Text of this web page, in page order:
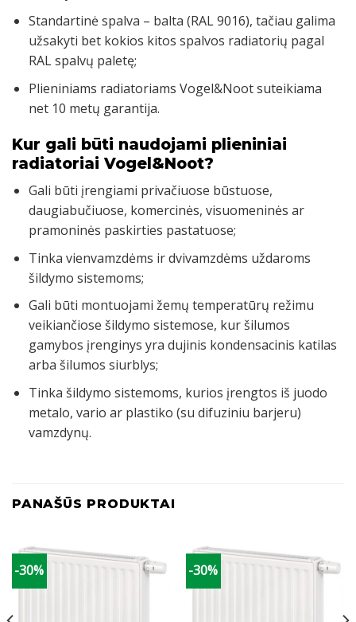
Standartinė spalva – balta (RAL 9016), tačiau galima
užsakyti bet kokios kitos spalvos radiatorių pagal
RAL spalvų paletę;
Plieniniams radiatoriams Vogel&Noot suteikiama
net 10 metų garantija.
Kur gali būti naudojami plieniniai
radiatoriai Vogel&Noot?
Gali būti įrengiami privačiuose būstuose,
daugiabučiuose, komercinės, visuomeninės ar
pramoninės paskirties pastatuose;
Tinka vienvamzdėms ir dvivamzdėms uždaroms
šildymo sistemoms;
Gali būti montuojami žemų temperatūrų režimu
veikiančiose šildymo sistemose, kur šilumos
gamybos įrenginys yra dujinis kondensacinis katilas
arba šilumos siurblys;
Tinka šildymo sistemoms, kurios įrengtos iš juodo
metalo, vario ar plastiko (su difuziniu barjeru)
vamzdynų.
PANAŠŪS PRODUKTAI
-30% -30%